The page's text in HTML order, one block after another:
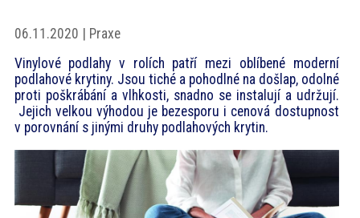
Produkty
Prodejní
akce
ProfiMag
Kontakt
06.11.2020 | Praxe
Vinylové podlahy v rolích patří mezi oblíbené moderní
podlahové krytiny. Jsou tiché a pohodlné na došlap, odolné
proti poškrábání a vlhkosti, snadno se instalují a udržují.
Jejich velkou výhodou je bezesporu i cenová dostupnost
v porovnání s jinými druhy podlahových krytin.